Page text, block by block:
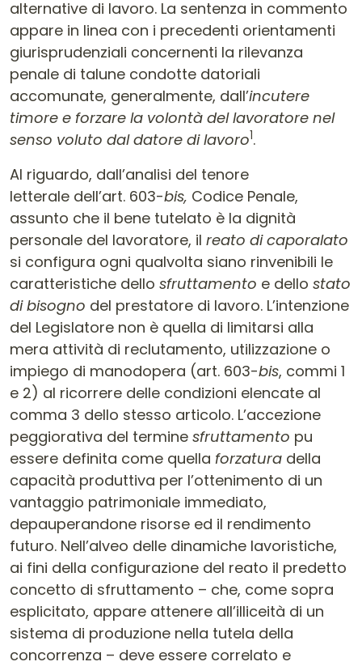
alternative di lavoro. La sentenza in commento
appare in linea con i precedenti orientamenti
giurisprudenziali concernenti la rilevanza
penale di talune condotte datoriali
accomunate, generalmente, dall’incutere
timore e forzare la volontà del lavoratore nel
senso voluto dal datore di lavoro1.
Al riguardo, dall’analisi del tenore
letterale dell’art. 603-bis, Codice Penale,
assunto che il bene tutelato è la dignità
personale del lavoratore, il reato di caporalato
si configura ogni qualvolta siano rinvenibili le
caratteristiche dello sfruttamento e dello stato
di bisogno del prestatore di lavoro. L’intenzione
del Legislatore non è quella di limitarsi alla
mera attività di reclutamento, utilizzazione o
impiego di manodopera (art. 603-bis, commi 1
e 2) al ricorrere delle condizioni elencate al
comma 3 dello stesso articolo. L’accezione
peggiorativa del termine sfruttamento pu
essere definita come quella forzatura della
capacità produttiva per l’ottenimento di un
vantaggio patrimoniale immediato,
depauperandone risorse ed il rendimento
futuro. Nell’alveo delle dinamiche lavoristiche,
ai fini della configurazione del reato il predetto
concetto di sfruttamento – che, come sopra
esplicitato, appare attenere all’illiceità di un
sistema di produzione nella tutela della
concorrenza – deve essere correlato e